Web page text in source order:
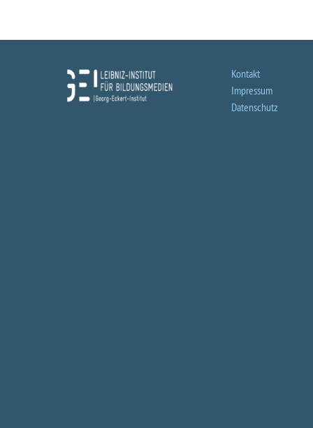
Kontakt
Impressum
Datenschutz